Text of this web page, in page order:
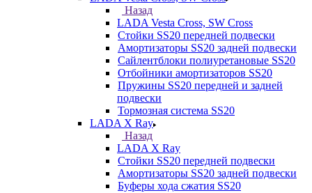
Назад
LADA Vesta Cross, SW Cross
Стойки SS20 передней подвески
Амортизаторы SS20 задней подвески
Сайлентблоки полиуретановые SS20
Отбойники амортизаторов SS20
Пружины SS20 передней и задней
подвески
Тормозная система SS20
LADA X Ray
Назад
LADA X Ray
Стойки SS20 передней подвески
Амортизаторы SS20 задней подвески
Буферы хода сжатия SS20